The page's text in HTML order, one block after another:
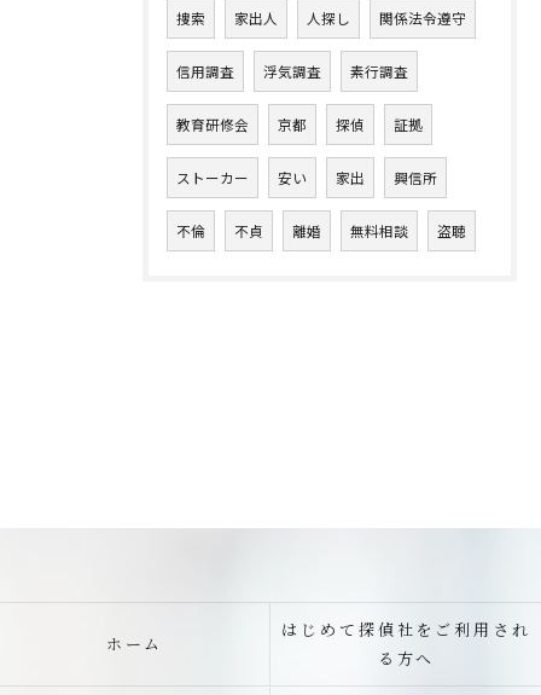
捜索 家出人 人探し 関係法令遵守
信用調査 浮気調査 素行調査
教育研修会 京都 探偵 証拠
ストーカー 安い 家出 興信所
不倫 不貞 離婚 無料相談 盗聴
ホーム
はじめて探偵社をご利用され
る方へ